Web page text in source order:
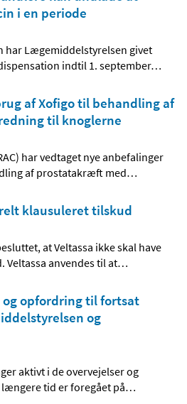
i en periode
har Lægemiddelstyrelsen givet
indtil 1. september…
af Xofigo til behandling af
til knoglerne
har vedtaget nye anbefalinger
af prostatakræft med…
klausuleret tilskud
at Veltassa ikke skal have
anvendes til at…
opfordring til fortsat
og
aktivt i de overvejelser og
tid er foregået på…